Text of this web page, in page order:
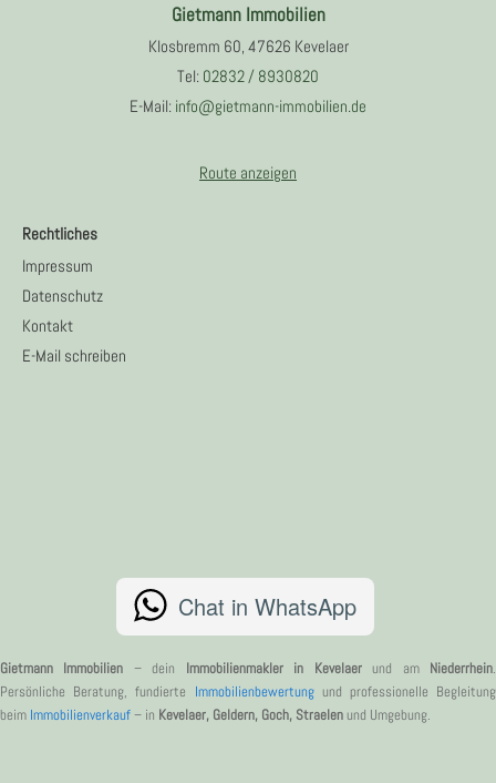
Gietmann Immobilien
Klosbremm 60, 47626 Kevelaer
Tel: 02832 / 8930820
E-Mail: info@gietmann-immobilien.de
Route anzeigen
Rechtliches
Impressum
Datenschutz
Kontakt
E-Mail schreiben
Chat in WhatsApp
Gietmann Immobilien – dein Immobilienmakler in Kevelaerund am Niederrhein.
Persönliche Beratung, fundierte Immobilienbewertungund professionelle Begleitung
beim Immobilienverkauf– in Kevelaer, Geldern, Goch, Straelenund Umgebung.